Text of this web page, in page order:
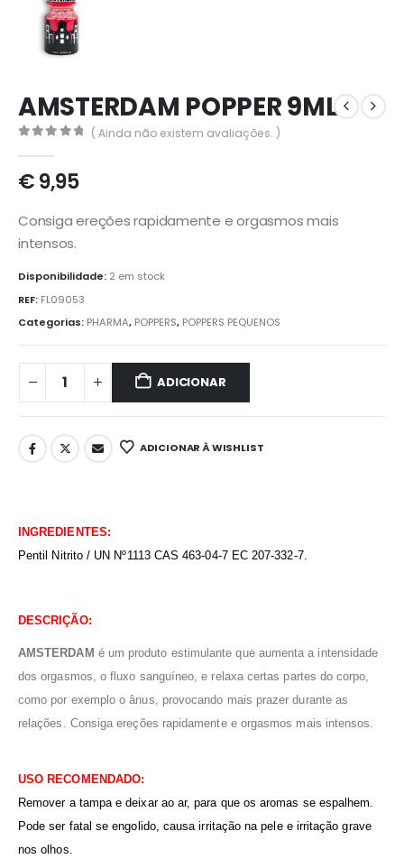
AMSTERDAM POPPER 9ML
( Ainda não existem avaliações. )
€9,95
Consiga ereções rapidamente e orgasmos mais
intensos.
Disponibilidade: 2 em stock
REF: FL09053
Categorias: PHARMA, POPPERS, POPPERS PEQUENOS
ADICIONAR
ADICIONAR À WISHLIST
INGREDIENTES:
Pentil Nitrito / UN Nº1113 CAS 463-04-7 EC 207-332-7.
DESCRIÇÃO:
AMSTERDAM é um produto estimulante que aumenta a intensidade
dos orgasmos, o fluxo sanguíneo, e relaxa certas partes do corpo,
como por exemplo o ânus, provocando mais prazer durante as
relações. Consiga ereções rapidamente e orgasmos mais intensos.
USO RECOMENDADO:
Remover a tampa e deixar ao ar, para que os aromas se espalhem.
Pode ser fatal se engolido, causa irritação na pele e irritação grave
nos olhos.